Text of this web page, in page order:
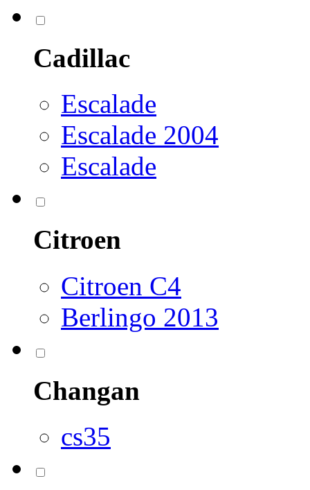
Cadillac
Escalade
Escalade 2004
Escalade
Citroen
Citroen C4
Berlingo 2013
Changan
cs35